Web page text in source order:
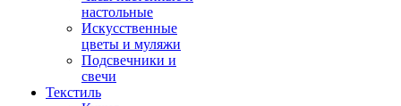
настольные
Искусственные
цветы и муляжи
Подсвечники и
свечи
Текстиль